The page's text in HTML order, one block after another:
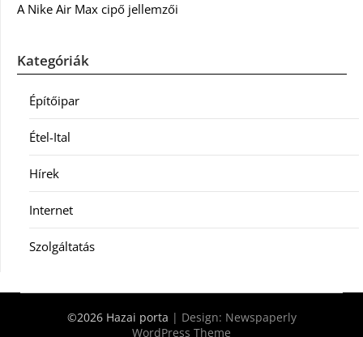
A Nike Air Max cipő jellemzői
Kategóriák
Építőipar
Étel-Ital
Hírek
Internet
Szolgáltatás
©2026 Hazai porta | Design: Newspaperly
WordPress Theme